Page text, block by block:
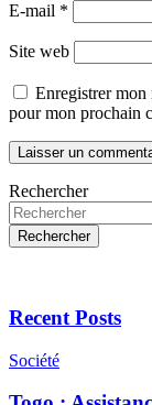
E-mail *
Site web
Enregistrer mon
pour mon prochain
Rechercher
Rechercher
Recent Posts
Société